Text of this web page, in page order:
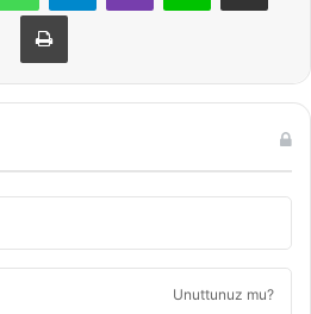
Yazdır
Unuttunuz mu?